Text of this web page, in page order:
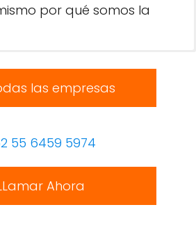
por qué somos la
las empresas
55 6459 5974
Ahora